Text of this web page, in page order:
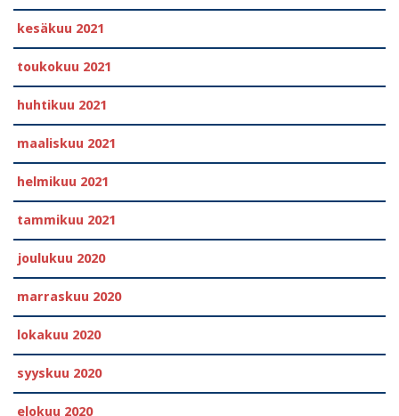
kesäkuu 2021
toukokuu 2021
huhtikuu 2021
maaliskuu 2021
helmikuu 2021
tammikuu 2021
joulukuu 2020
marraskuu 2020
lokakuu 2020
syyskuu 2020
elokuu 2020